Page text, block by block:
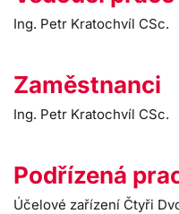
Ing. Petr Kratochvíl CSc.
Zaměstnanci
Ing. Petr Kratochvíl CSc.
Podřízená
Účelové zařízení Čtyři